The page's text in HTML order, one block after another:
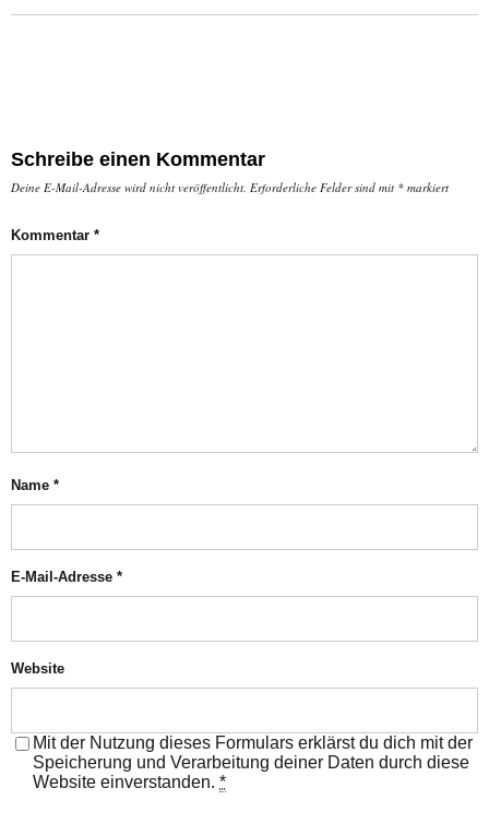
Schreibe einen Kommentar
Deine E-Mail-Adresse wird nicht veröffentlicht. Erforderliche Felder sind mit * markiert
Kommentar *
Name *
E-Mail-Adresse *
Website
Mit der Nutzung dieses Formulars erklärst du dich mit der
Speicherung und Verarbeitung deiner Daten durch diese
Website einverstanden. *